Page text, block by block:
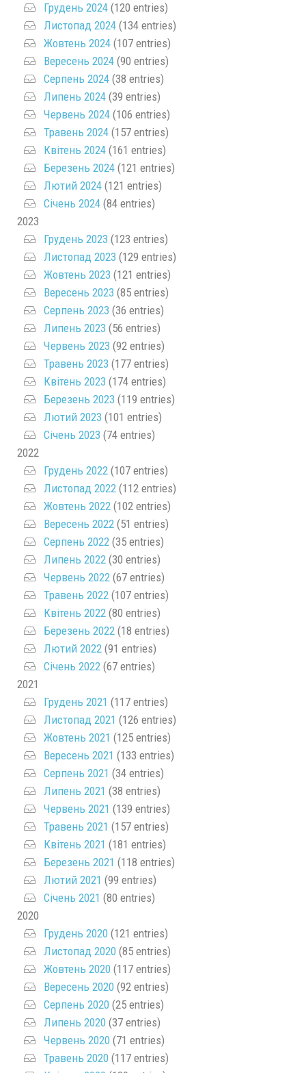
Грудень 2024 (120 entries)
Листопад 2024 (134 entries)
Жовтень 2024 (107 entries)
Вересень 2024 (90 entries)
Серпень 2024 (38 entries)
Липень 2024 (39 entries)
Червень 2024 (106 entries)
Травень 2024 (157 entries)
Квітень 2024 (161 entries)
Березень 2024 (121 entries)
Лютий 2024 (121 entries)
Січень 2024 (84 entries)
2023
Грудень 2023 (123 entries)
Листопад 2023 (129 entries)
Жовтень 2023 (121 entries)
Вересень 2023 (85 entries)
Серпень 2023 (36 entries)
Липень 2023 (56 entries)
Червень 2023 (92 entries)
Травень 2023 (177 entries)
Квітень 2023 (174 entries)
Березень 2023 (119 entries)
Лютий 2023 (101 entries)
Січень 2023 (74 entries)
2022
Грудень 2022 (107 entries)
Листопад 2022 (112 entries)
Жовтень 2022 (102 entries)
Вересень 2022 (51 entries)
Серпень 2022 (35 entries)
Липень 2022 (30 entries)
Червень 2022 (67 entries)
Травень 2022 (107 entries)
Квітень 2022 (80 entries)
Березень 2022 (18 entries)
Лютий 2022 (91 entries)
Січень 2022 (67 entries)
2021
Грудень 2021 (117 entries)
Листопад 2021 (126 entries)
Жовтень 2021 (125 entries)
Вересень 2021 (133 entries)
Серпень 2021 (34 entries)
Липень 2021 (38 entries)
Червень 2021 (139 entries)
Травень 2021 (157 entries)
Квітень 2021 (181 entries)
Березень 2021 (118 entries)
Лютий 2021 (99 entries)
Січень 2021 (80 entries)
2020
Грудень 2020 (121 entries)
Листопад 2020 (85 entries)
Жовтень 2020 (117 entries)
Вересень 2020 (92 entries)
Серпень 2020 (25 entries)
Липень 2020 (37 entries)
Червень 2020 (71 entries)
Травень 2020 (117 entries)